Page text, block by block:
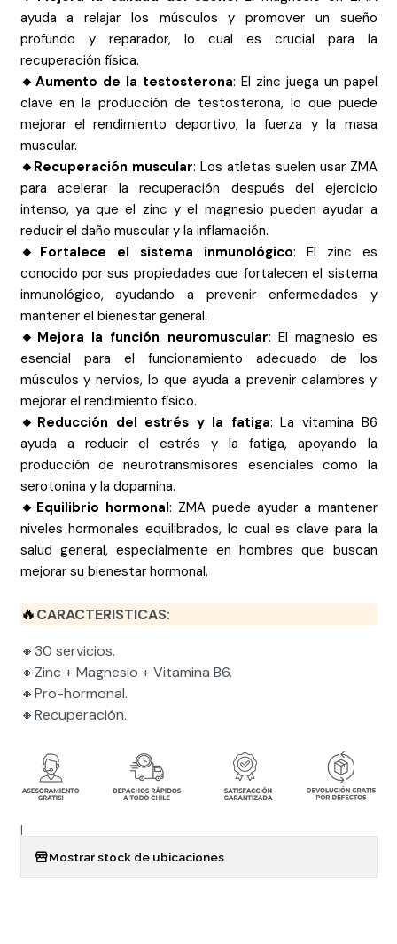
ayuda a relajar los músculos y promover un sueño
profundo y reparador, lo cual es crucial para la
recuperación física.
🔸Aumento de la testosterona: El zinc juega un papel
clave en la producción de testosterona, lo que puede
mejorar el rendimiento deportivo, la fuerza y la masa
muscular.
🔸Recuperación muscular: Los atletas suelen usar ZMA
para acelerar la recuperación después del ejercicio
intenso, ya que el zinc y el magnesio pueden ayudar a
reducir el daño muscular y la inflamación.
🔸Fortalece el sistema inmunológico: El zinc es
conocido por sus propiedades que fortalecen el sistema
inmunológico, ayudando a prevenir enfermedades y
mantener el bienestar general.
🔸Mejora la función neuromuscular: El magnesio es
esencial para el funcionamiento adecuado de los
músculos y nervios, lo que ayuda a prevenir calambres y
mejorar el rendimiento físico.
🔸Reducción del estrés y la fatiga: La vitamina B6
ayuda a reducir el estrés y la fatiga, apoyando la
producción de neurotransmisores esenciales como la
serotonina y la dopamina.
🔸Equilibrio hormonal: ZMA puede ayudar a mantener
niveles hormonales equilibrados, lo cual es clave para la
salud general, especialmente en hombres que buscan
mejorar su bienestar hormonal.
🔥CARACTERISTICAS:
🔸30 servicios.
🔸Zinc + Magnesio + Vitamina B6.
🔸Pro-hormonal.
🔸Recuperación.
|
Mostrar stock de ubicaciones